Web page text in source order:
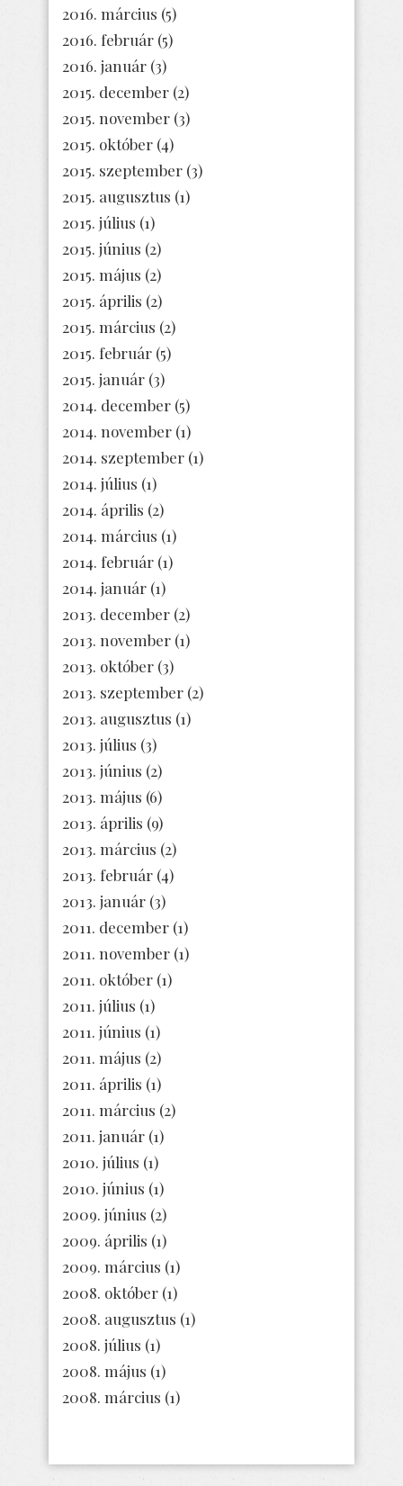
2016. március (5)
2016. február (5)
2016. január (3)
2015. december (2)
2015. november (3)
2015. október (4)
2015. szeptember (3)
2015. augusztus (1)
2015. július (1)
2015. június (2)
2015. május (2)
2015. április (2)
2015. március (2)
2015. február (5)
2015. január (3)
2014. december (5)
2014. november (1)
2014. szeptember (1)
2014. július (1)
2014. április (2)
2014. március (1)
2014. február (1)
2014. január (1)
2013. december (2)
2013. november (1)
2013. október (3)
2013. szeptember (2)
2013. augusztus (1)
2013. július (3)
2013. június (2)
2013. május (6)
2013. április (9)
2013. március (2)
2013. február (4)
2013. január (3)
2011. december (1)
2011. november (1)
2011. október (1)
2011. július (1)
2011. június (1)
2011. május (2)
2011. április (1)
2011. március (2)
2011. január (1)
2010. július (1)
2010. június (1)
2009. június (2)
2009. április (1)
2009. március (1)
2008. október (1)
2008. augusztus (1)
2008. július (1)
2008. május (1)
2008. március (1)